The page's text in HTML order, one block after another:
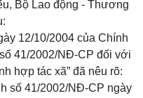
Bộ Lao động - Thương
12/10/2004 của Chính
41/2002/NĐ-CP đối với
hợp tác xã” đã nêu rõ:
số 41/2002/NĐ-CP ngày